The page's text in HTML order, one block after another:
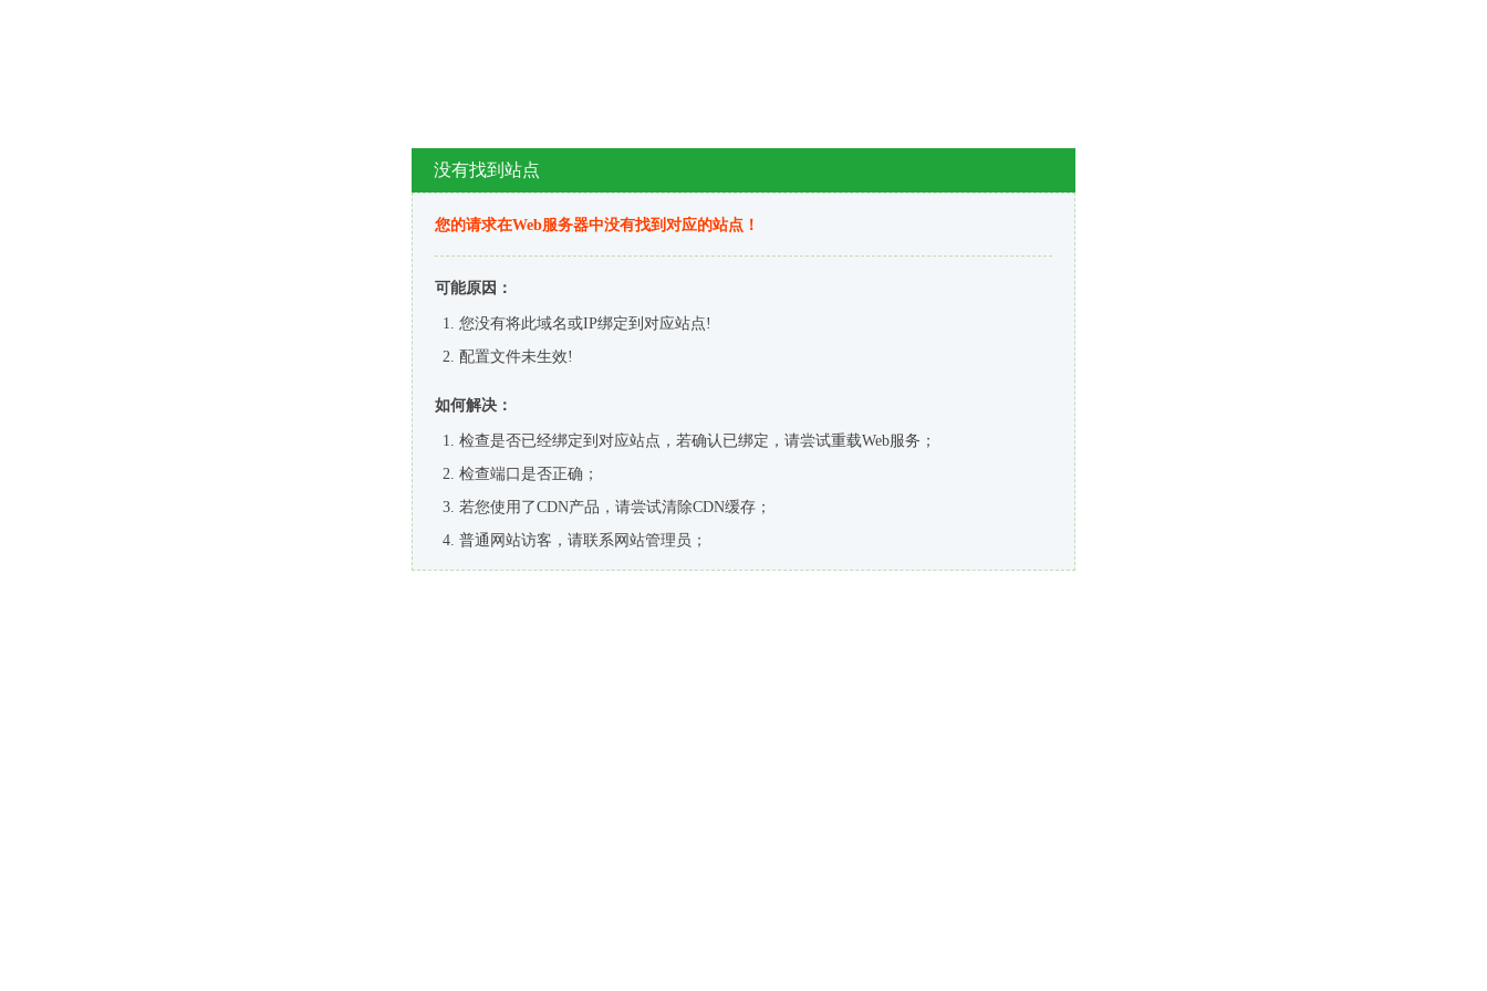
没有找到站点
您的请求在Web服务器中没有找到对应的站点！
可能原因：
您没有将此域名或IP绑定到对应站点!
配置文件未生效!
如何解决：
检查是否已经绑定到对应站点，若确认已绑定，请尝试重载Web服务；
检查端口是否正确；
若您使用了CDN产品，请尝试清除CDN缓存；
普通网站访客，请联系网站管理员；